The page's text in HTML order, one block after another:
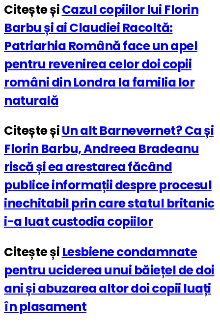
Citește șiCazul copiilor lui Florin
Barbu și ai Claudiei Racoltă:
Patriarhia Română face un apel
pentru revenirea celor doi copii
români din Londra la familia lor
naturală
Citește șiUn alt Barnevernet? Ca și
Florin Barbu, Andreea Bradeanu
riscă și ea arestarea făcând
publice informații despre procesul
inechitabil prin care statul britanic
i-a luat custodia copiilor
Citește și Lesbiene condamnate
pentru uciderea unui băiețel de doi
ani și abuzarea altor doi copii luați
în plasament